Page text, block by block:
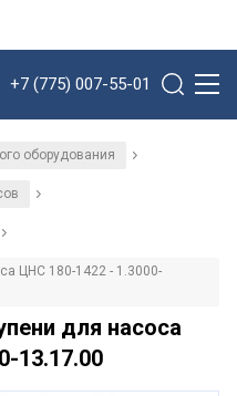
+7 (775) 007-55-01
оборудования /
/
/
ЦНС 180-1422 - 1.3000-
для насоса
13.17.00